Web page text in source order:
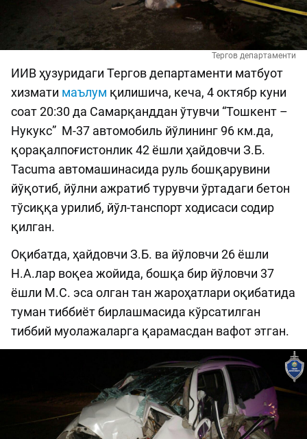
Тергов департаменти
ИИВ ҳузуридаги Тергов департаменти матбуот
хизмати маълум қилишича, кеча, 4 октябр куни
соат 20:30 да Самарқанддан ўтувчи “Тошкент –
Нукукс” М-37 автомобиль йўлининг 96 км.да,
қорақалпоғистонлик 42 ёшли ҳайдовчи З.Б.
Tacuma автомашинасида руль бошқарувини
йўқотиб, йўлни ажратиб турувчи ўртадаги бетон
тўсиққа урилиб, йўл-танспорт ходисаси содир
қилган.
Оқибатда, ҳайдовчи З.Б. ва йўловчи 26 ёшли
Н.А.лар воқеа жойида, бошқа бир йўловчи 37
ёшли М.С. эса олган тан жароҳатлари оқибатида
туман тиббиёт бирлашмасида кўрсатилган
тиббий муолажаларга қарамасдан вафот этган.